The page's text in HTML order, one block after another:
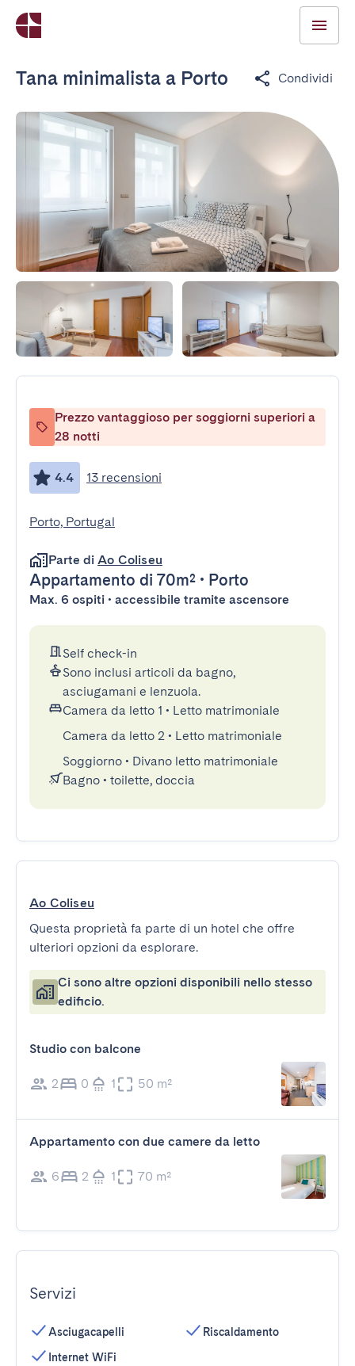
Tana minimalista a Porto Condividi
Prezzo vantaggioso per soggiorni superiori a
28 notti
4.4 13 recensioni
Porto, Portugal
Parte di Ao Coliseu
Appartamento di 70m² • Porto
Max. 6 ospiti • accessibile tramite ascensore
Self check-in
Sono inclusi articoli da bagno,
asciugamani e lenzuola.
Camera da letto 1 • Letto matrimoniale
Camera da letto 2 • Letto matrimoniale
Soggiorno • Divano letto matrimoniale
Bagno • toilette, doccia
Ao Coliseu
Questa proprietà fa parte di un hotel che offre
ulteriori opzioni da esplorare.
Ci sono altre opzioni disponibili nello stesso
edificio.
Studio con balcone
2 0 1 50 m²
Appartamento con due camere da letto
6 2 1 70 m²
Servizi
Asciugacapelli
Internet WiFi
Riscaldamento